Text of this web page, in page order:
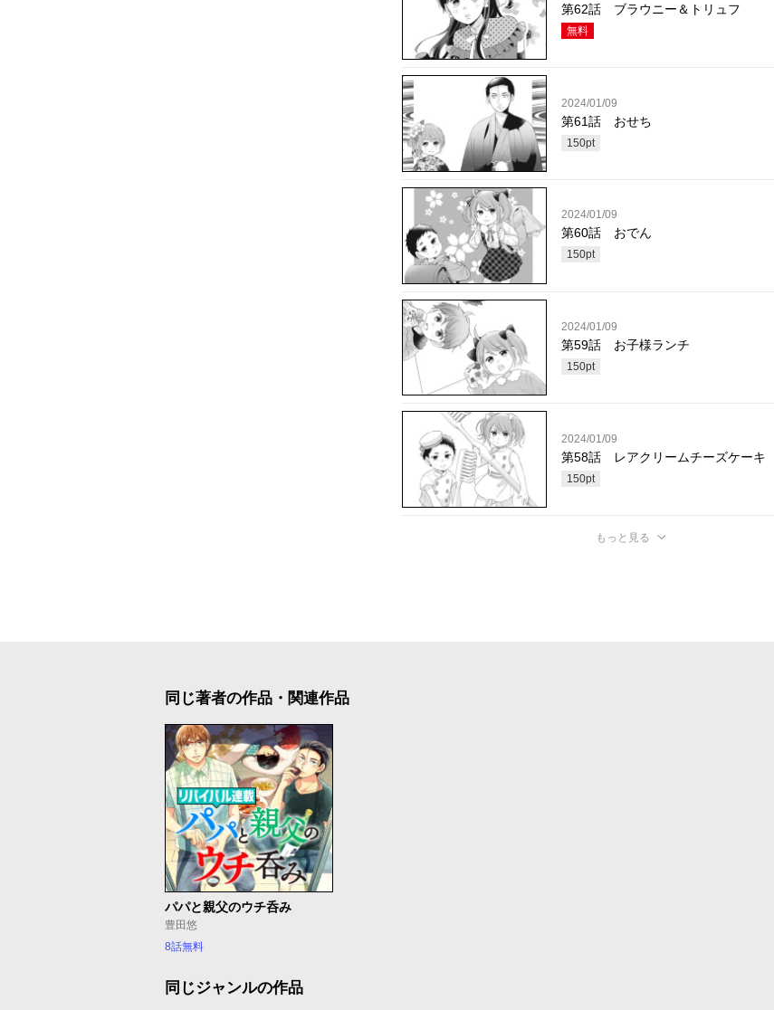
第62話 ブラウニー＆トリュフ
無料
2024/01/09
第61話 おせち
150pt
2024/01/09
第60話 おでん
150pt
2024/01/09
第59話 お子様ランチ
150pt
2024/01/09
第58話 レアクリームチーズケーキ
150pt
もっと見る
同じ著者の作品・関連作品
パパと親父のウチ呑み
豊田悠
8話無料
同じジャンルの作品